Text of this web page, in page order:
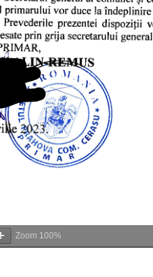
Zoom 100%